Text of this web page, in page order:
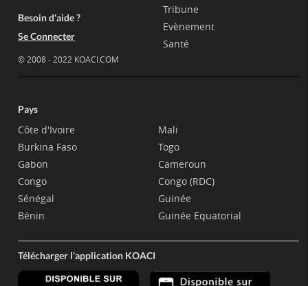
Besoin d'aide ?
Se Connecter
© 2008 - 2022 KOACI.COM
Tribune
Evènement
Santé
Pays
Côte d'Ivoire
Burkina Faso
Gabon
Congo
Sénégal
Bénin
Mali
Togo
Cameroun
Congo (RDC)
Guinée
Guinée Equatorial
Télécharger l'application KOACI